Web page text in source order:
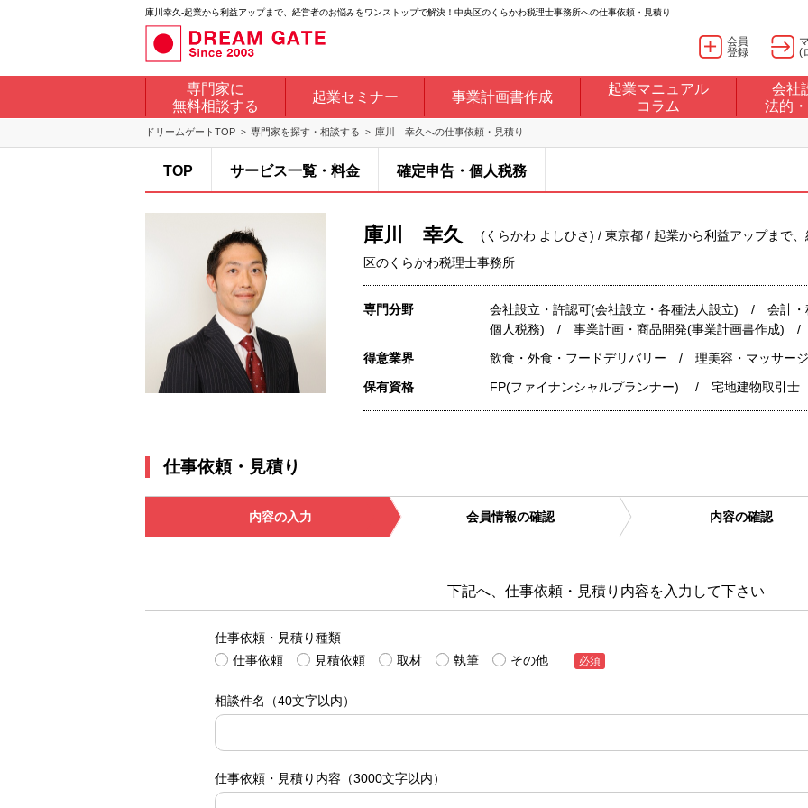
庫川幸久-起業から利益アップまで、経営者のお悩みをワンストップで解決！中央区のくらかわ税理士事務所への仕事依頼・見積り
会員
登録
(
専門家に
無料相談する
起業セミナー 事業計画書作成
起業マニュアル
コラム
会社
法的
ドリームゲートTOP 専門家を探す・相談する 庫川 幸久への仕事依頼・見積り
TOP サービス一覧・料金 確定申告・個人税務
庫川 幸久
(くらかわ よしひさ) / 東京都 / 起業から利益アップまで
区のくらかわ税理士事務所
専門分野
会社設立・許認可(会社設立・各種法人設立) / 会計・
個人税務) / 事業計画・商品開発(事業計画書作成) /
得意業界
飲食・外食・フードデリバリー / 理美容・マッサー
保有資格
FP(ファイナンシャルプランナー) / 宅地建物取引
仕事依頼・見積り
内容の入力 会員情報の確認 内容の確認
下記へ、仕事依頼・見積り内容を入力して下さい
仕事依頼・見積り種類
仕事依頼
見積依頼 取材 執筆 その他 必須
相談件名 （40文字以内）
仕事依頼・見積り内容 （3000文字以内）